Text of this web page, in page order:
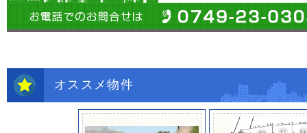
オススメ物件